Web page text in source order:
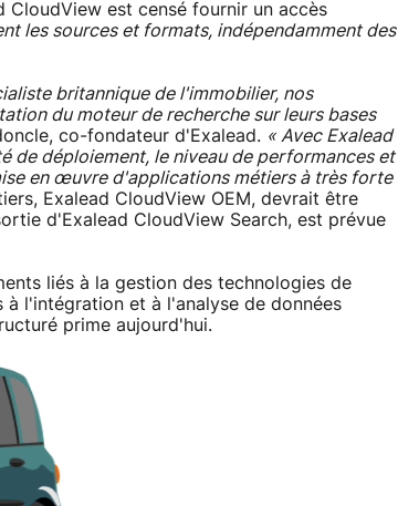
est censé fournir un accès
les sources et formats, indépendamment des
britannique de l'immobilier, nos
du moteur de recherche sur leurs bases
co-fondateur d'Exalead. « Avec Exalead
de déploiement, le niveau de performances et
en œuvre d'applications métiers à très forte
Exalead CloudView OEM, devrait être
d'Exalead CloudView Search, est prévue
liés à la gestion des technologies de
à l'intégration et à l'analyse de données
prime aujourd'hui.